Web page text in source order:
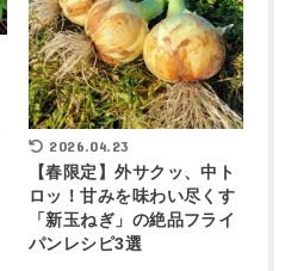
2026.04.23
【春限定】外サクッ、中ト
ロッ！甘みを味わい尽くす
「新玉ねぎ」の絶品フライ
パンレシピ3選